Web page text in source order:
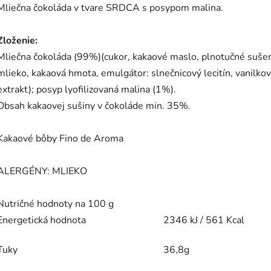
čokoláda v tvare SRDCA s posypom malina.
čokoláda (99%)(cukor, kakaové maslo, plnotučné
kakaová hmota, emulgátor: slnečnicový lecitín,
posyp lyofilizovaná malina (1%).
kakaovej sušiny v čokoláde min. 35%.
bôby Fino de Aroma
MLIEKO
hodnoty na 100 g
hodnota
2346 kJ / 561 Kcal
36,8g